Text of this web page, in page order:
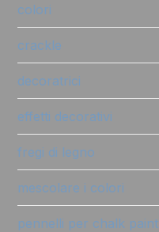
colori
crackle
decoratrici
effetti decorativi
fregi di legno
mescolare i colori
pennelli per chalk paint